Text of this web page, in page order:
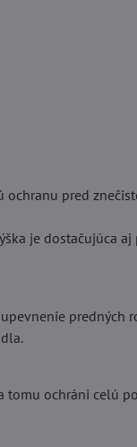
pred
je dostačujúca
predných
ochráni celú